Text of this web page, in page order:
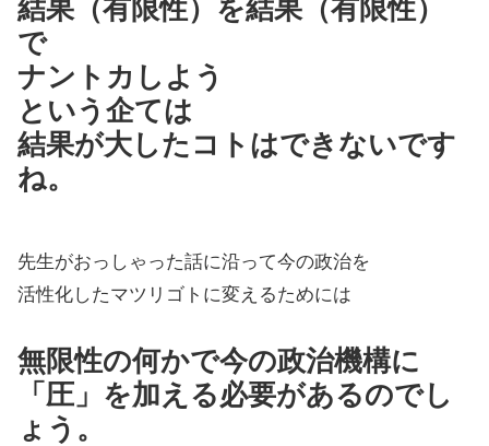
結果（有限性）を結果（有限性）
で
ナントカしよう
という企ては
結果が大したコトはできないです
ね。
先生がおっしゃった話に沿って今の政治を
活性化したマツリゴトに変えるためには
無限性の何かで今の政治機構に
「圧」を加える必要があるのでし
ょう。